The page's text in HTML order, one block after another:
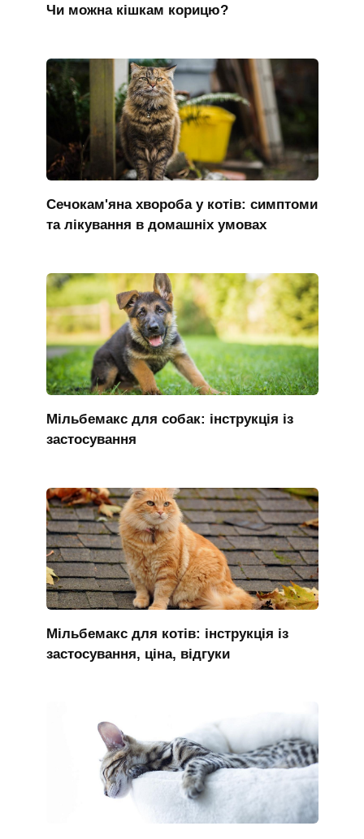
Чи можна кішкам корицю?
Сечокам'яна хвороба у котів: симптоми
та лікування в домашніх умовах
Мільбемакс для собак: інструкція із
застосування
Мільбемакс для котів: інструкція із
застосування, ціна, відгуки